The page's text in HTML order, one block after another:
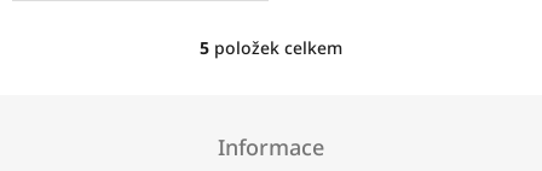
O
d
5 položek celkem
Informace